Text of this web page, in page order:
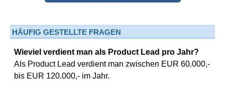
HÄUFIG GESTELLTE FRAGEN
Wieviel verdient man als Product Lead pro Jahr?
Als Product Lead verdient man zwischen EUR 60.000,-
bis EUR 120.000,- im Jahr.